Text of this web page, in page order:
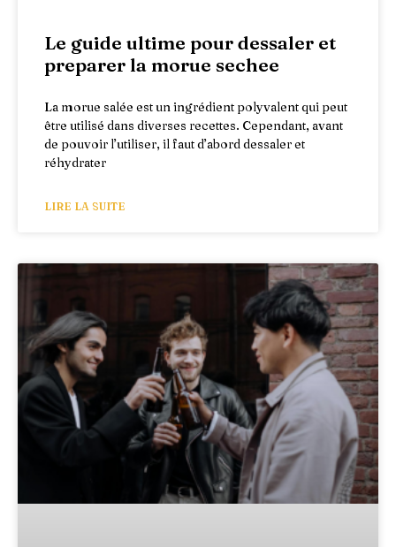
Le guide ultime pour dessaler et
preparer la morue sechee
La morue salée est un ingrédient polyvalent qui peut
être utilisé dans diverses recettes. Cependant, avant
de pouvoir l’utiliser, il faut d’abord dessaler et
réhydrater
LIRE LA SUITE